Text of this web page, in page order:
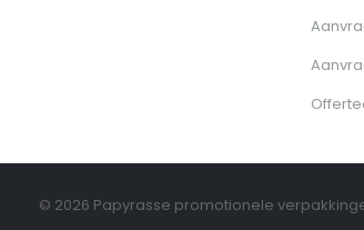
© 2026 Papyrasse promotionele